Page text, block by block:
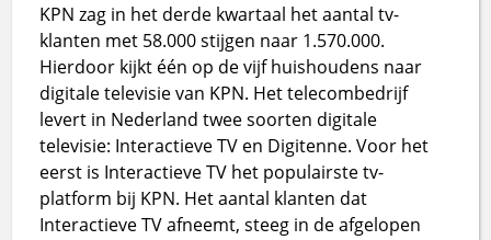
KPN zag in het derde kwartaal het aantal tv-
klanten met 58.000 stijgen naar 1.570.000.
Hierdoor kijkt één op de vijf huishoudens naar
digitale televisie van KPN. Het telecombedrijf
levert in Nederland twee soorten digitale
televisie: Interactieve TV en Digitenne. Voor het
eerst is Interactieve TV het populairste tv-
platform bij KPN. Het aantal klanten dat
Interactieve TV afneemt, steeg in de afgelopen